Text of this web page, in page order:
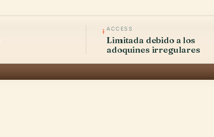
ACCESS
Limitada debido a los
adoquines irregulares